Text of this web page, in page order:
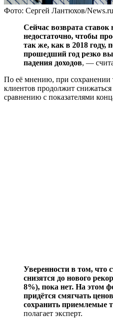
Фото: Сергей Лантюхов/News.ru
Сейчас возврата
недостаточно, чтобы
так же, как в 2018 году,
прошедший год резко
падения доходов, —
По её мнению, при сохранении
клиентов продолжит
сравнению с показателями
Уверенности в том, что
снизятся до нового
8%), пока нет. На этом
придётся смягчать
сохранить приемлемые
полагает эксперт.